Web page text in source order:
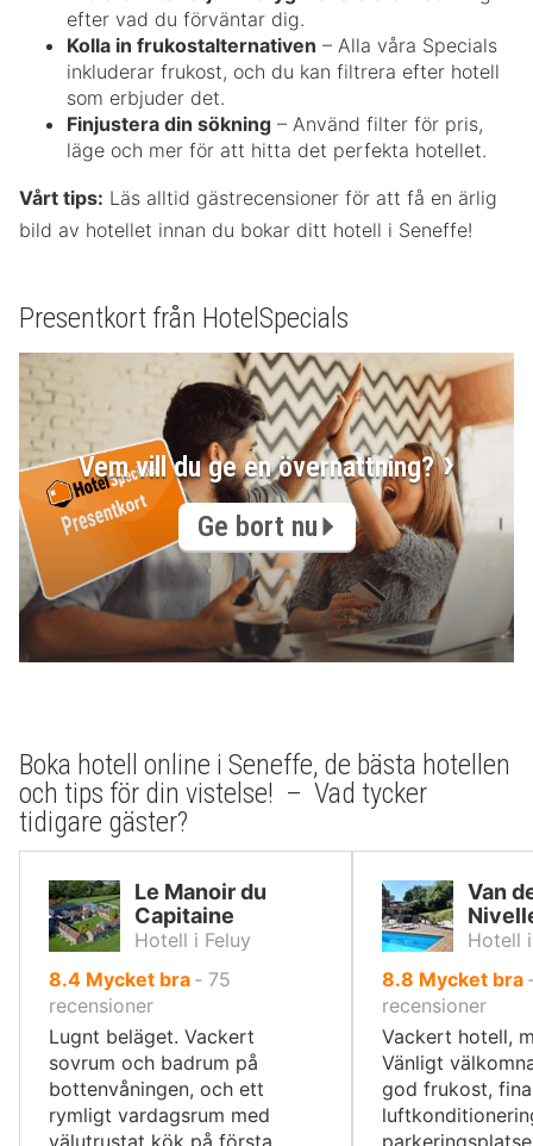
efter vad du förväntar dig.
Kolla in frukostalternativen – Alla våra Specials
inkluderar frukost, och du kan filtrera efter hotell
som erbjuder det.
Finjustera din sökning – Använd filter för pris,
läge och mer för att hitta det perfekta hotellet.
Vårt tips: Läs alltid gästrecensioner för att få en ärlig
bild av hotellet innan du bokar ditt hotell i Seneffe!
Presentkort från HotelSpecials
Vem vill du ge en övernattning?
Ge bort nu
Boka hotell online i Seneffe, de bästa hotellen
och tips för din vistelse! – Vad tycker
tidigare gäster?
Le Manoir du
Capitaine
Hotell i Feluy
8.4av
10,
Mycket bra ‐ 75
recensioner
Lugnt beläget. Vackert
sovrum och badrum på
bottenvåningen, och ett
rymligt vardagsrum med
välutrustat kök på första
Van
Hotell
8.8 av
10,
Mycket bra
recensioner
Vackert hotell,
Vänligt
god frukost,